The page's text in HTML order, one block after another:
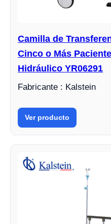
Camilla de
Cinco o Más
Hidráulico YR06291
Fabricante : Kalstein
Ver producto